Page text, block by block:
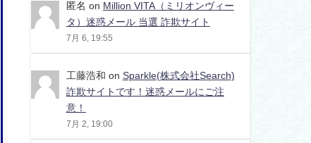
匿名 on Million VITA（ミリオンヴィー
タ）迷惑メール 当選 詐欺サイト
7月 6, 19:55
工藤浩和 on Sparkle(株式会社Search)
詐欺サイトです！迷惑メールにご注
意！
7月 2, 19:00